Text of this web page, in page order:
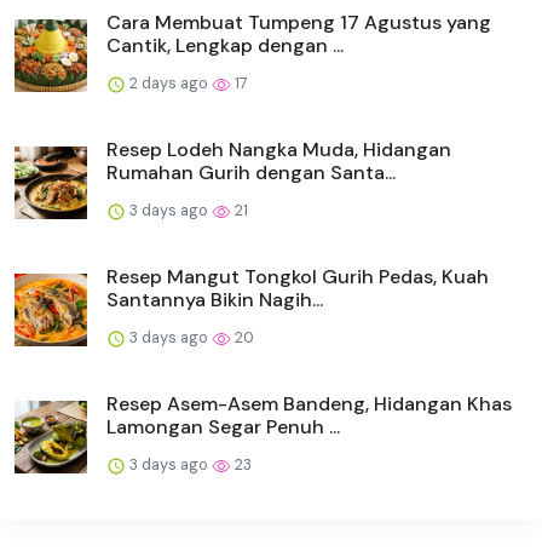
Cara Membuat Tumpeng 17 Agustus yang
Cantik, Lengkap dengan ...
2 days ago 17
Resep Lodeh Nangka Muda, Hidangan
Rumahan Gurih dengan Santa...
3 days ago 21
Resep Mangut Tongkol Gurih Pedas, Kuah
Santannya Bikin Nagih...
3 days ago 20
Resep Asem-Asem Bandeng, Hidangan Khas
Lamongan Segar Penuh ...
3 days ago 23